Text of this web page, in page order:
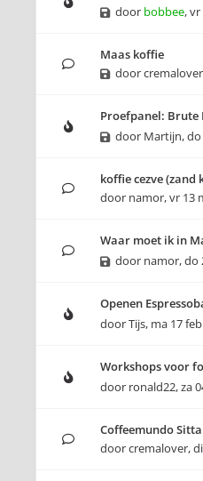
door bobbee,vr
Maas koffie
doorcremalover
Proefpanel: Brute
door Martijn,do
koffie cezve (zand
door namor,vr 13
Waar moet ik in
door namor,do
Openen
doorTijs, ma 17
Workshops voor
door ronald22,za
Coffeemundo
doorcremalover,